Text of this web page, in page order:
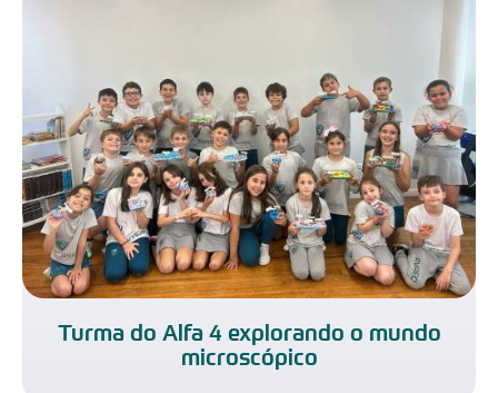
Turma do Alfa 4 explorando o mundo
microscópico